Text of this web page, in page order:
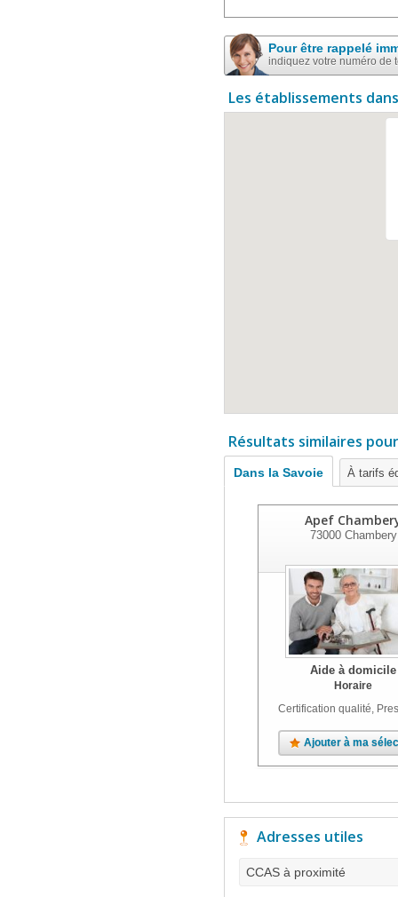
Pour être rappelé
indiquez votre numéro de
Les établissements
Résultats similaires
Dans la Savoie À tarifs
Apef
73000Chambery
Aide à domicile
Horaire
Certification qualité,
Ajouter à ma
Adresses utiles
CCAS à proximité